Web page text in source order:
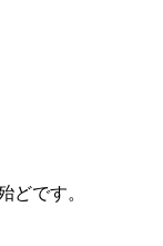
どです。